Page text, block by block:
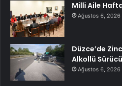
Milli Aile
Ağustos 6, 2026
Düzce’de
Alkollü
Ağustos 6, 2026